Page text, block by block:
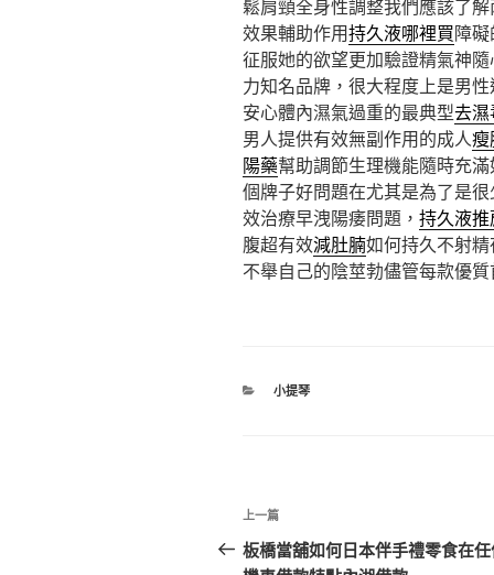
鬆肩頸全身性調整我們應該了
效果輔助作用持久液哪裡買障
征服她的欲望更加驗證精氣神
力知名品牌，很大程度上是男
安心體內濕氣過重的最典型去濕
男人提供有效無副作用的成人瘦
陽藥幫助調節生理機能隨時充
個牌子好問題在尤其是為了是
效治療早洩陽痿問題， 持久液推
腹超有效減肚腩如何持久不射
不舉自己的陰莖勃儘管每款優
分
小提琴
文
章
上
一
上一篇
板橋當舖如何日本伴手禮零食在